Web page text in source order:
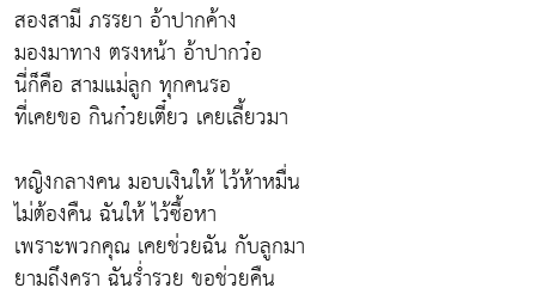
สองสามี ภรรยา อ้าปากค้าง
มองมาทาง ตรงหน้า อ้าปากว๋อ
นี่ก็คือ สามแม่ลูก ทุกคนรอ
ที่เคยขอ กินก๋วยเตี๋ยว เคยเลี้ยวมา
หญิงกลางคน มอบเงินให้ ไว้ห้าหมื่น
ไม่ต้องคืน ฉันให้ ไว้ซื้อหา
เพราะพวกคุณ เคยช่วยฉัน กับลูกมา
ยามถึงครา ฉันร่ำรวย ขอช่วยคืน